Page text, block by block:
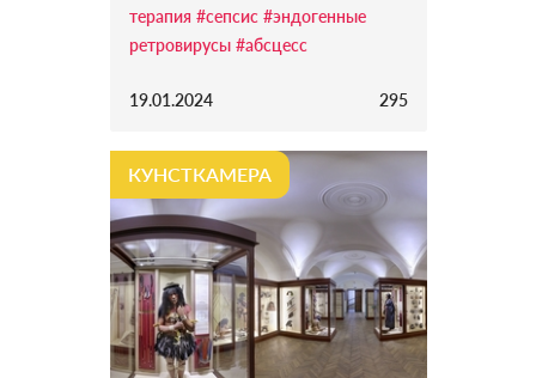
терапия #сепсис #эндогенные
ретровирусы #абсцесс
19.01.2024 295
КУНСТКАМЕРА